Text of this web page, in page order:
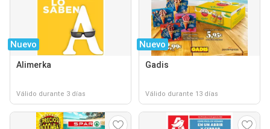
Nuevo
Alimerka
Válido durante 3 días
Nuevo
Gadis
Válido durante 13 días